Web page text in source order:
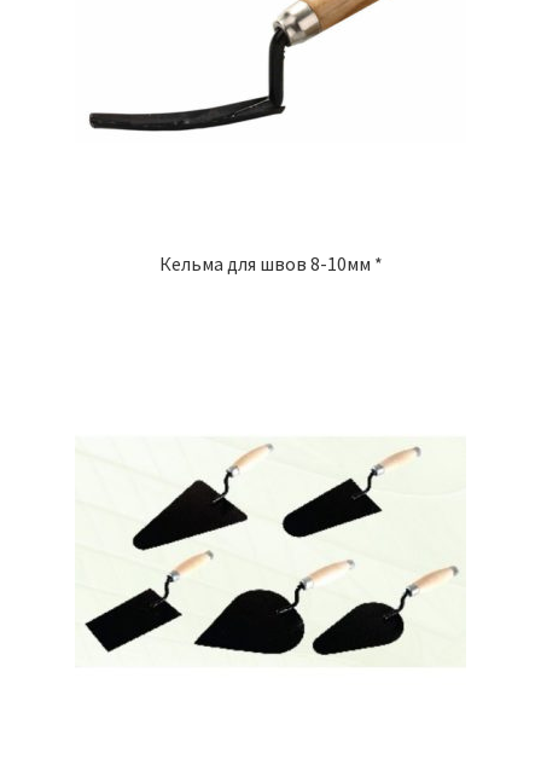
Кельма для швов 8-10мм *